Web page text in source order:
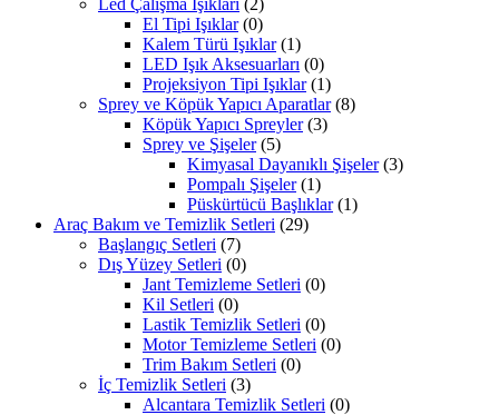
Led Çalışma Işıkları (2)
El Tipi Işıklar (0)
Kalem Türü Işıklar (1)
LED Işık Aksesuarları (0)
Projeksiyon Tipi Işıklar (1)
Sprey ve Köpük Yapıcı Aparatlar (8)
Köpük Yapıcı Spreyler (3)
Sprey ve Şişeler (5)
Kimyasal Dayanıklı Şişeler (3)
Pompalı Şişeler (1)
Püskürtücü Başlıklar (1)
Araç Bakım ve Temizlik Setleri (29)
Başlangıç Setleri (7)
Dış Yüzey Setleri (0)
Jant Temizleme Setleri (0)
Kil Setleri (0)
Lastik Temizlik Setleri (0)
Motor Temizleme Setleri (0)
Trim Bakım Setleri (0)
İç Temizlik Setleri (3)
Alcantara Temizlik Setleri (0)